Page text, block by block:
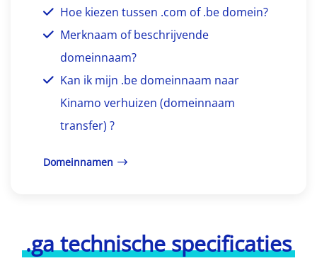
Hoe kiezen tussen .com of .be domein?
Merknaam of beschrijvende
domeinnaam?
Kan ik mijn .be domeinnaam naar
Kinamo verhuizen (domeinnaam
transfer) ?
Domeinnamen
.ga technische specificaties